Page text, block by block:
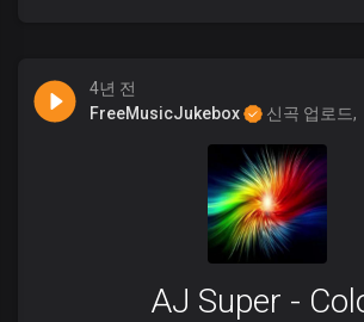
4년 전
FreeMusicJukebox
신곡 업로드,
AJ Super -